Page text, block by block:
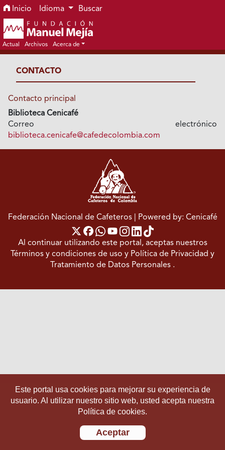
Ir al menú de navegación principal
Ir al contenido principal
Ir al pie de página del sitio
Inicio Idioma Buscar
Actual Archivos Acerca de
CONTACTO
Contacto principal
Biblioteca Cenicafé
Correo electrónico
biblioteca.cenicafe@cafedecolombia.com
Este portal usa cookies para mejorar su experiencia de
usuario. Al utilizar nuestro sitio web, usted acepta nuestra
Política de cookies.
Aceptar
Federación Nacional de Cafeteros | Powered by: Cenicafé
Al continuar utilizando este portal, aceptas nuestros
Términos y condiciones de uso y Política de Privacidad y
Tratamiento de Datos Personales .